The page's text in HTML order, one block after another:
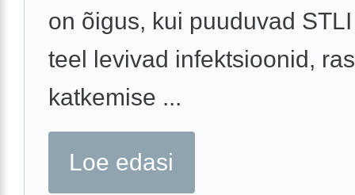
on õigus, kui puuduvad
teel levivad infektsioonid,
katkemise ...
Loe edasi